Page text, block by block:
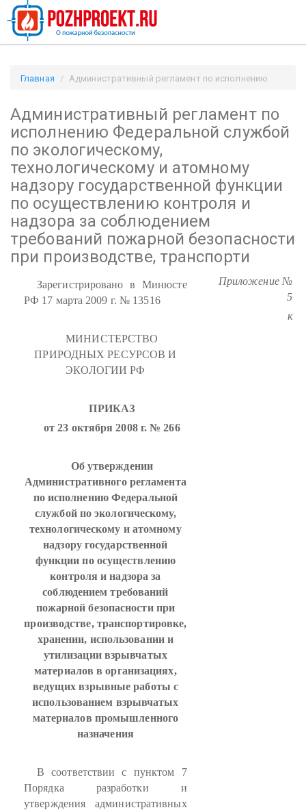
Главная
Административный регламент по исполнению
и атомному надзору государственной функции по
осуществлению контроля и надзора за соблюдением
требований пожарной безопасности при производстве,
транспорти / Pozhproekt.ru
Административный регламент по
исполнению Федеральной службой
по экологическому,
технологическому и атомному
надзору государственной функции
по осуществлению контроля и
надзора за соблюдением
требований пожарной безопасности
при производстве, транспорти
Зарегистрировано в Минюсте
РФ 17 марта 2009 г. № 13516
МИНИСТЕРСТВО
ПРИРОДНЫХ РЕСУРСОВ И
ЭКОЛОГИИ РФ
ПРИКАЗ
от 23 октября 2008 г. № 266
Об утверждении
Административного регламента
по исполнению Федеральной
службой по экологическому,
технологическому и атомному
надзору государственной
функции по осуществлению
контроля и надзора за
соблюдением требований
пожарной безопасности при
производстве, транспортировке,
хранении, использовании и
утилизации взрывчатых
материалов в организациях,
ведущих взрывные работы с
использованием взрывчатых
материалов промышленного
назначения
В соответствии с пунктом 7
Порядка разработки и
утверждения административных
Приложение №
5
к